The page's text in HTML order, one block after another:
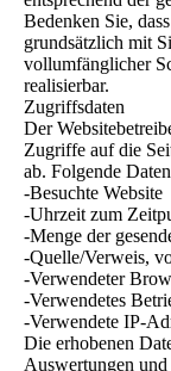
Bedenken Sie,
grundsätzlich mit
vollumfänglicher
realisierbar.
Zugriffsdaten
Der
Zugriffe auf die
ab. Folgende
-Besuchte Website
-Uhrzeit zum
-Menge der
-Quelle/Verweis,
-Verwendeter
-Verwendetes
-Verwendete IP-
Die erhobenen
Auswertungen